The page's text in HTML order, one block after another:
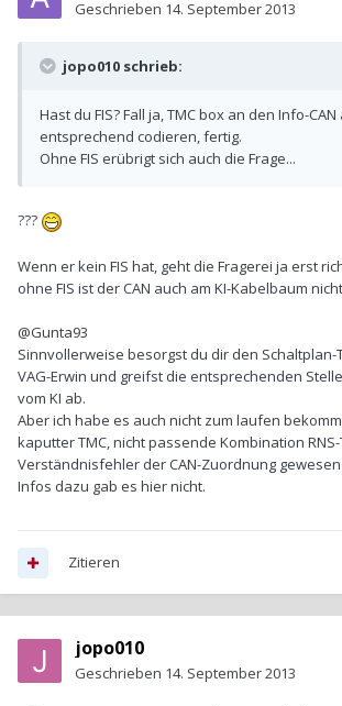
Geschrieben 14. September 2013
jopo010 schrieb:
Hast du FIS? Fall ja, TMC box an den Info-
entsprechend codieren, fertig.
Ohne FIS erübrigt sich auch die Frage...
???
Wenn er kein FIS hat, geht die Fragerei ja erst
ohne FIS ist der CAN auch am KI-Kabelbaum
@Gunta93
Sinnvollerweise besorgst du dir den Schaltplan-
VAG-Erwin und greifst die entsprechenden
vom KI ab.
Aber ich habe es auch nicht zum laufen
kaputter TMC, nicht passende Kombination
Verständnisfehler der CAN-Zuordnung
Infos dazu gab es hier nicht.
Zitieren
jopo010
Geschrieben 14. September 2013